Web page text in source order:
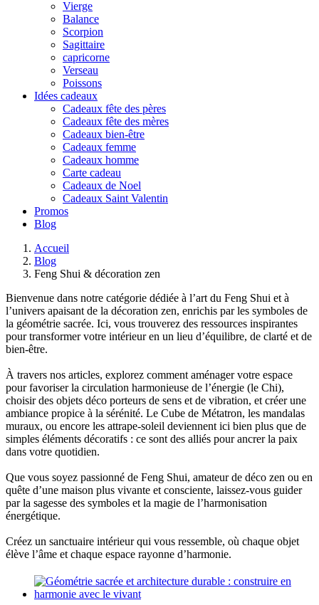
Vierge
Balance
Scorpion
Sagittaire
capricorne
Verseau
Poissons
Idées cadeaux
Cadeaux fête des pères
Cadeaux fête des mères
Cadeaux bien-être
Cadeaux femme
Cadeaux homme
Carte cadeau
Cadeaux de Noel
Cadeaux Saint Valentin
Promos
Blog
Accueil
Blog
Feng Shui & décoration zen
Bienvenue dans notre catégorie dédiée à l’art du Feng Shui et à
l’univers apaisant de la décoration zen, enrichis par les symboles de
la géométrie sacrée. Ici, vous trouverez des ressources inspirantes
pour transformer votre intérieur en un lieu d’équilibre, de clarté et de
bien-être.
À travers nos articles, explorez comment aménager votre espace
pour favoriser la circulation harmonieuse de l’énergie (le Chi),
choisir des objets déco porteurs de sens et de vibration, et créer une
ambiance propice à la sérénité. Le Cube de Métatron, les mandalas
muraux, ou encore les attrape-soleil deviennent ici bien plus que de
simples éléments décoratifs : ce sont des alliés pour ancrer la paix
dans votre quotidien.
Que vous soyez passionné de Feng Shui, amateur de déco zen ou en
quête d’une maison plus vivante et consciente, laissez-vous guider
par la sagesse des symboles et la magie de l’harmonisation
énergétique.
Créez un sanctuaire intérieur qui vous ressemble, où chaque objet
élève l’âme et chaque espace rayonne d’harmonie.